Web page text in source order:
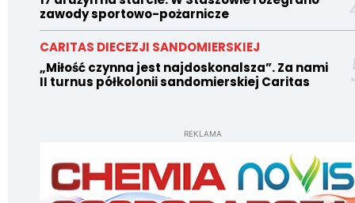
zawody sportowo-pożarnicze
CARITAS DIECEZJI SANDOMIERSKIEJ
„Miłość czynna jest najdoskonalsza”. Za nami
II turnus półkolonii sandomierskiej Caritas
REKLAMA